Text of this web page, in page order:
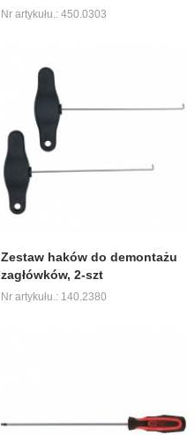
Nr artykułu.: 450.0303
Zestaw haków do demontażu
zagłówków, 2-szt
Nr artykułu.: 140.2380